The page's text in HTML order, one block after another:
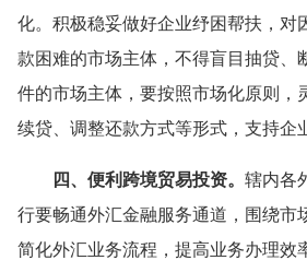
化。积极稳妥做好企业纾困帮扶，对
款困难的市场主体，不得盲目抽贷、
件的市场主体，要按照市场化原则，
续贷、调整还款方式等形式，支持企
四、便利跨境贸易投资。 辖内各
行要畅通外汇金融服务通道，围绕市
简化外汇业务流程，提高业务办理效